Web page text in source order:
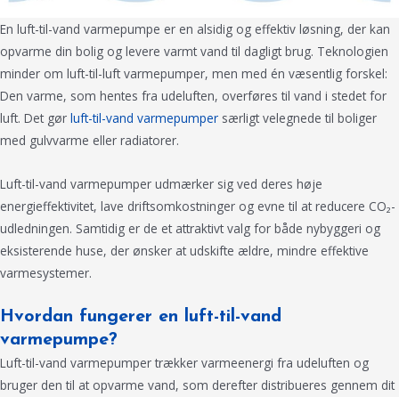
En luft-til-vand varmepumpe er en alsidig og effektiv løsning, der kan
opvarme din bolig og levere varmt vand til dagligt brug. Teknologien
minder om luft-til-luft varmepumper, men med én væsentlig forskel:
Den varme, som hentes fra udeluften, overføres til vand i stedet for
luft. Det gør luft-til-vand varmepumper særligt velegnede til boliger
med gulvvarme eller radiatorer.
Luft-til-vand varmepumper udmærker sig ved deres høje
energieffektivitet, lave driftsomkostninger og evne til at reducere CO₂-
udledningen. Samtidig er de et attraktivt valg for både nybyggeri og
eksisterende huse, der ønsker at udskifte ældre, mindre effektive
varmesystemer.
Hvordan fungerer en luft-til-vand
varmepumpe?
Luft-til-vand varmepumper trækker varmeenergi fra udeluften og
bruger den til at opvarme vand, som derefter distribueres gennem dit